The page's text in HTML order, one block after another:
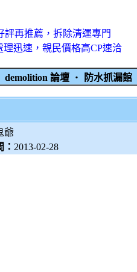
評再推薦，拆除清運專門
理迅速，親民價格高CP速洽
demolition 論壇 ‧ 防水抓漏館
爺
2013-02-28